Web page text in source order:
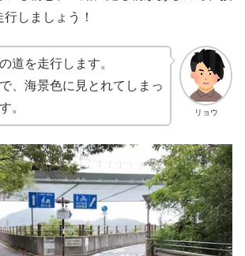
しましょう！
リョウ
道を走行します。
、海景色に見とれてしまっ
。